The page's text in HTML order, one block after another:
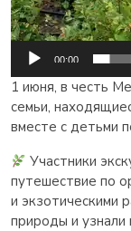
00:00
1 июня, в честь
семьи,
вместе с детьми
Участники
путешествие по
и экзотическими
природы и узнали